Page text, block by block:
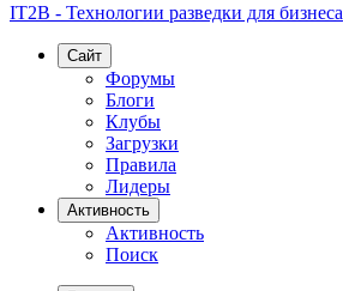
IT2B - Технологии разведки для бизнеса
Сайт
Форумы
Блоги
Клубы
Загрузки
Правила
Лидеры
Активность
Активность
Поиск